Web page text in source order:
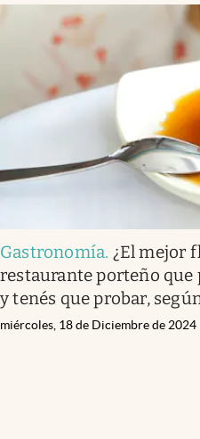
Gastronomía. ¿El mejor
restaurante porteño que
y tenés que probar,
miércoles, 18 de Diciembre de 2024